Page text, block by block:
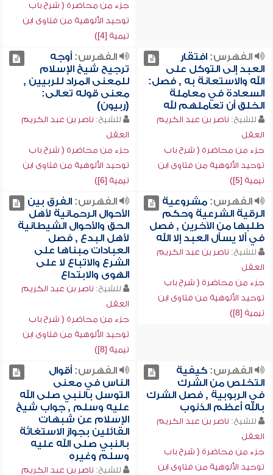
جزء من محاضرة ( شرح باب
توحيد الألوهية من فتاوى ابن
تيمية [4])
الفهرس:افتقار
العبد إلى التوكل على
الله والاستعانة به , فصل:
السعادة في معاملة
الخلق أن تعاملهم لله
للشيخ: ناصر بن عبد الكريم
العقل
جزء من محاضرة ( شرح باب
توحيد الألوهية من فتاوى ابن
تيمية [5])
الفهرس:أوجه
ترجيح شيخ الإسلام
للمعنى المراد للربيين ,
معنى قوله تعالى:
(ربيون)
للشيخ: ناصر بن عبد الكريم
العقل
جزء من محاضرة ( شرح باب
توحيد الألوهية من فتاوى ابن
تيمية [6])
الفهرس:مشروعية
الرقية الشرعية وحكم
طلبها من الآخرين , فصل
في ألا يسأل العبد إلا الله
للشيخ: ناصر بن عبد الكريم
العقل
جزء من محاضرة ( شرح باب
توحيد الألوهية من فتاوى ابن
تيمية [8])
الفهرس:الفرق بين
الأحوال الرحمانية لأهل
الحق والأحوال الشيطانية
لأهل البدع , فصل
العبادات مبناها على
الشرع والاتباع لا على
الهوى والابتداع
للشيخ: ناصر بن عبد الكريم
العقل
جزء من محاضرة ( شرح باب
توحيد الألوهية من فتاوى ابن
تيمية [8])
الفهرس:كيفية
التخلص من الشرك
في الربوبية , فصل الشرك
بالله أعظم الذنوب
للشيخ: ناصر بن عبد الكريم
العقل
جزء من محاضرة ( شرح باب
توحيد الألوهية من فتاوى ابن
الفهرس:أقوال
الناس في معنى
التوسل بالنبي صلى الله
عليه وسلم , جواب شيخ
الإسلام عن شبهات
القائلين بجواز الاستغاثة
بالنبي صلى الله عليه
وسلم وغيره
للشيخ: ناصر بن عبد الكريم